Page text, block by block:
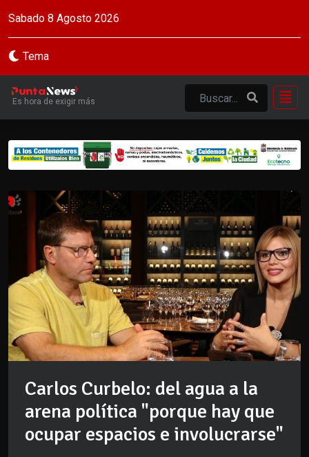
Sabado 8 Agosto 2026
Tema
Es hora de exigir más
Carlos Curbelo: del agua a la
arena política "porque hay que
ocupar espacios e involucrarse"